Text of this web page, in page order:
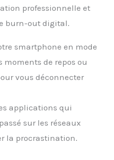
professionnelle et
burn-out digital.
smartphone en mode
de repos ou
vous déconnecter
applications qui
sur les réseaux
la procrastination.